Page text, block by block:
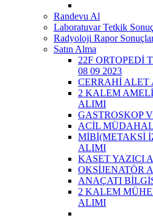
Randevu Al
Laboratuvar Tetkik
Radyoloji Rapor
Satın Alma
22F ORTOPEDİ
08 09 2023
CERRAHİ ALET
2 KALEM
ALIMI
GASTROSKOP
ACİL
MİBİ(METAKSİ
ALIMI
KASET YAZICI
OKSİJENATÖR
ANAÇATI
2 KALEM
ALIMI